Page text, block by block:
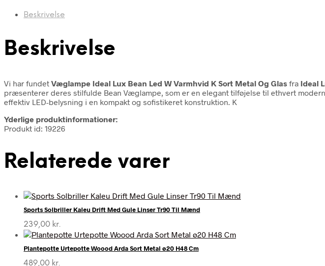
Beskrivelse
Beskrivelse
Vi har fundet Væglampe Ideal Lux Bean Led W Varmhvid K Sort Metal Og Glas fra Ideal
præsenterer deres stilfulde Bean Væglampe, som er en elegant tilføjelse til ethvert
effektiv LED-belysning i en kompakt og sofistikeret konstruktion. K
Yderlige produktinformationer:
Produkt id: 19226
Relaterede varer
Sports Solbriller Kaleu Drift Med Gule Linser Tr90 Til Mænd
239,00 kr.
Plantepotte Urtepotte Woood Arda Sort Metal ø20 H48 Cm
489,00 kr.